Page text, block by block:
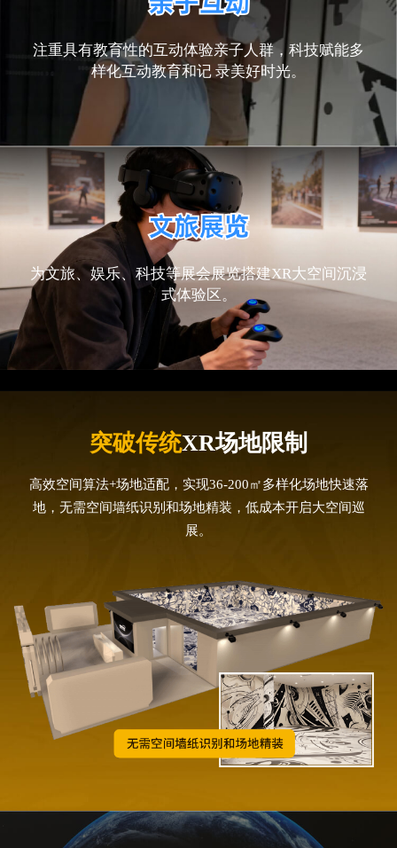
注重具有教育性的互动体验亲子人群，科技赋能多
样化互动教育和记 录美好时光。
为文旅、娱乐、科技等展会展览搭建XR大空间沉浸
式体验区。
突破传统XR场地限制
高效空间算法+场地适配，实现36-200㎡多样化场地快速落
地，无需空间墙纸识别和场地精装，低成本开启大空间巡
展。